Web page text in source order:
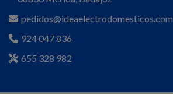
pedidos@ideaelectrodomesticos.com
924 047 836
655 328 982